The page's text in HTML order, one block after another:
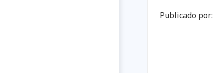
Publicado por: